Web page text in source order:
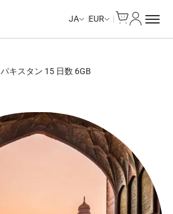
JA EUR
パキスタン 15 日数 6GB